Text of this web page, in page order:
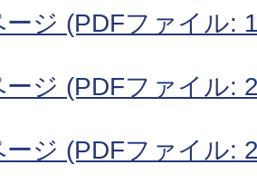
ージ (PDFファイル:
ージ (PDFファイル:
ージ (PDFファイル: